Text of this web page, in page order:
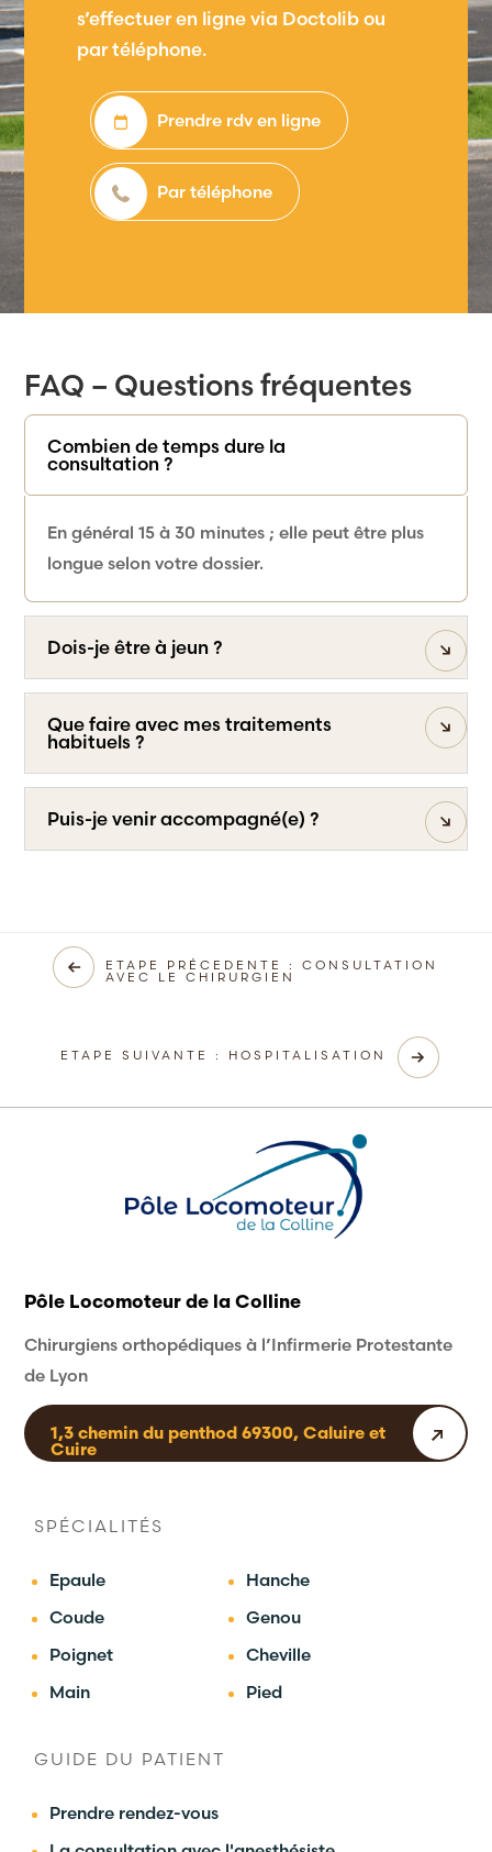
s’effectuer en ligne via Doctolib ou
par téléphone.
Prendre rdv en ligne
Par téléphone
FAQ – Questions fréquentes
Combien de temps dure la
consultation ?
En général 15 à 30 minutes ; elle peut être plus
longue selon votre dossier.
Dois-je être à jeun ?
Que faire avec mes traitements
habituels ?
Puis-je venir accompagné(e) ?
ETAPE PRÉCEDENTE : CONSULTATION
AVEC LE CHIRURGIEN
ETAPE SUIVANTE : HOSPITALISATION
Pôle Locomoteur de la Colline
Chirurgiens orthopédiques à l’Infirmerie Protestante
de Lyon
1,3 chemin du penthod 69300, Caluire et
Cuire
SPÉCIALITÉS
Epaule
Hanche
Coude
Genou
Poignet
Cheville
Main
Pied
GUIDE DU PATIENT
Prendre rendez-vous